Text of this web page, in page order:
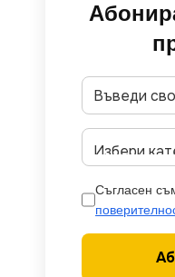
Съгласен